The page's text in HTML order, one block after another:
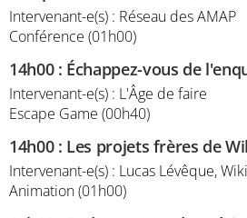
Intervenant-e(s) : Réseau des AMAP
Conférence (01h00)
14h00: Échappez-vous de
Intervenant-e(s) : L'Âge de faire
Escape Game (00h40)
14h00: Les projets frères de
Intervenant-e(s) : Lucas Lévêque,
Animation (01h00)